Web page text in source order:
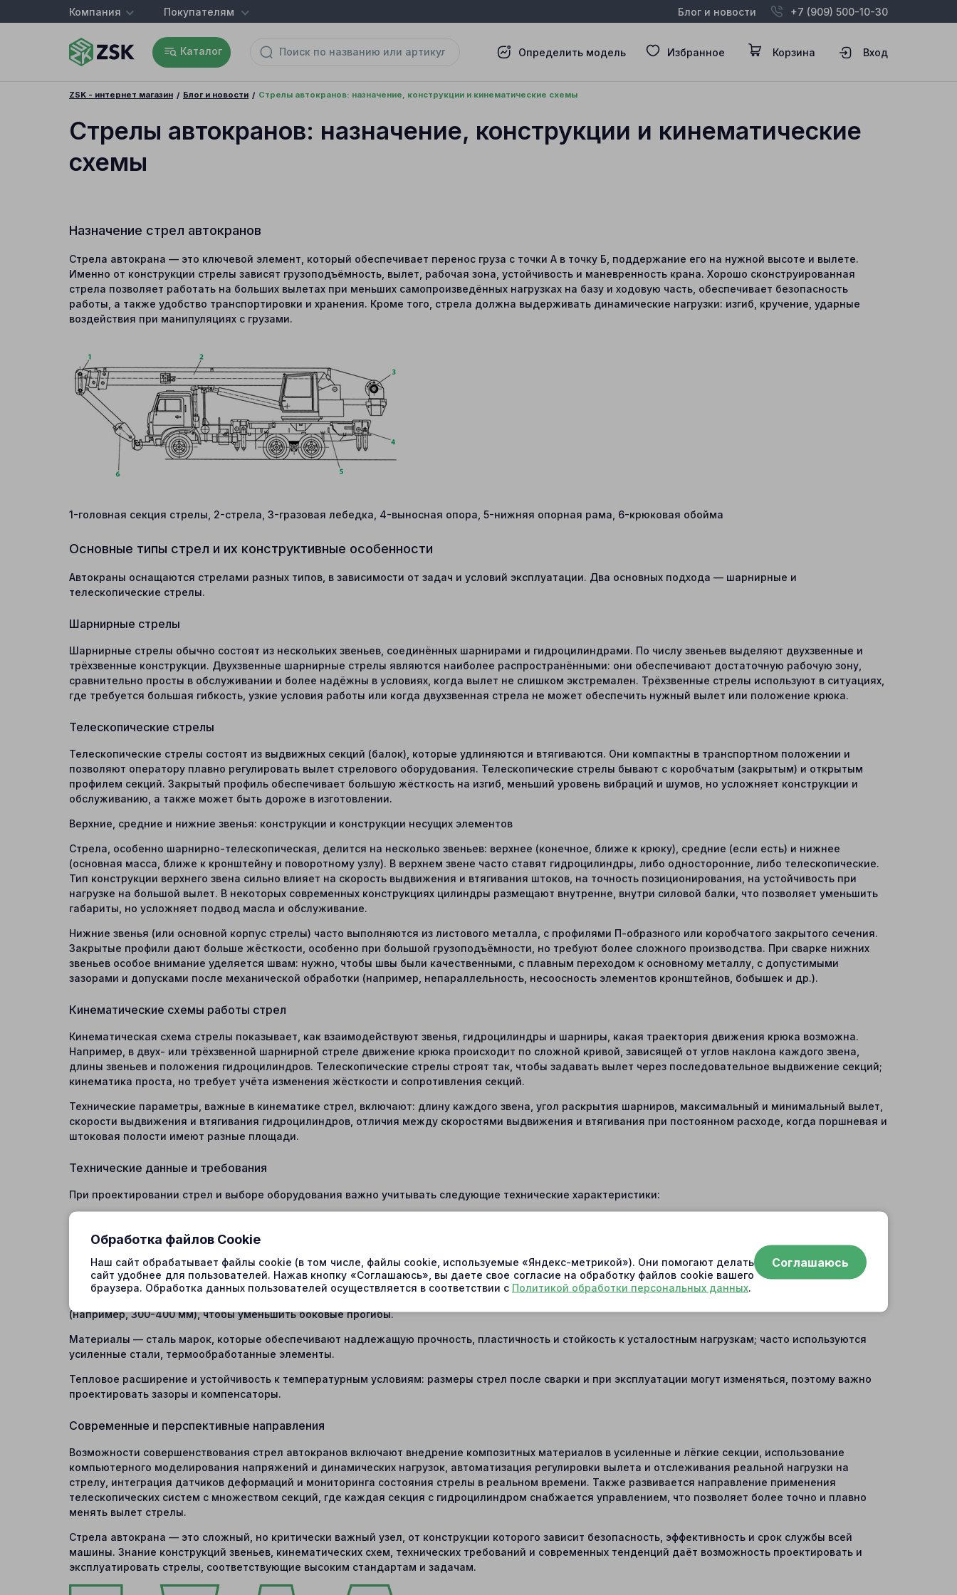
Компания Покупателям Блог и новости +7 (909) 500-10-30
Каталог Определить модель Избранное Корзина Вход
ZSK - интернет магазин Блог и новости Стрелы автокранов: назначение, конструкции и кинематические схемы
Стрелы автокранов: назначение, конструкции и кинематические
схемы
Назначение стрел автокранов
Стрела автокрана — это ключевой элемент, который обеспечивает перенос груза с точки А в точку Б, поддержание его на нужной высоте и вылете.
Именно от конструкции стрелы зависят грузоподъёмность, вылет, рабочая зона, устойчивость и маневренность крана. Хорошо сконструированная
стрела позволяет работать на больших вылетах при меньших самопроизведённых нагрузках на базу и ходовую часть, обеспечивает безопасность
работы, а также удобство транспортировки и хранения. Кроме того, стрела должна выдерживать динамические нагрузки: изгиб, кручение, ударные
воздействия при манипуляциях с грузами.
1-головная секция стрелы, 2-стрела, 3-гразовая лебедка, 4-выносная опора, 5-нижняя опорная рама, 6-крюковая обойма
Основные типы стрел и их конструктивные особенности
Автокраны оснащаются стрелами разных типов, в зависимости от задач и условий эксплуатации. Два основных подхода — шарнирные и
телескопические стрелы.
Шарнирные стрелы
Шарнирные стрелы обычно состоят из нескольких звеньев, соединённых шарнирами и гидроцилиндрами. По числу звеньев выделяют двухзвенные и
трёхзвенные конструкции. Двухзвенные шарнирные стрелы являются наиболее распространёнными: они обеспечивают достаточную рабочую зону,
сравнительно просты в обслуживании и более надёжны в условиях, когда вылет не слишком экстремален. Трёхзвенные стрелы используют в ситуациях,
где требуется большая гибкость, узкие условия работы или когда двухзвенная стрела не может обеспечить нужный вылет или положение крюка.
Телескопические стрелы
Телескопические стрелы состоят из выдвижных секций (балок), которые удлиняются и втягиваются. Они компактны в транспортном положении и
позволяют оператору плавно регулировать вылет стрелового оборудования. Телескопические стрелы бывают с коробчатым (закрытым) и открытым
профилем секций. Закрытый профиль обеспечивает большую жёсткость на изгиб, меньший уровень вибраций и шумов, но усложняет конструкции и
обслуживанию, а также может быть дороже в изготовлении.
Верхние, средние и нижние звенья: конструкции и конструкции несущих элементов
Стрела, особенно шарнирно-телескопическая, делится на несколько звеньев: верхнее (конечное, ближе к крюку), средние (если есть) и нижнее
(основная масса, ближе к кронштейну и поворотному узлу). В верхнем звене часто ставят гидроцилиндры, либо односторонние, либо телескопические.
Тип конструкции верхнего звена сильно влияет на скорость выдвижения и втягивания штоков, на точность позиционирования, на устойчивость при
нагрузке на большой вылет. В некоторых современных конструкциях цилиндры размещают внутренне, внутри силовой балки, что позволяет уменьшить
габариты, но усложняет подвод масла и обслуживание.
Нижние звенья (или основной корпус стрелы) часто выполняются из листового металла, с профилями П-образного или коробчатого закрытого сечения.
Закрытые профили дают больше жёсткости, особенно при большой грузоподъёмности, но требуют более сложного производства. При сварке нижних
звеньев особое внимание уделяется швам: нужно, чтобы швы были качественными, с плавным переходом к основному металлу, с допустимыми
зазорами и допусками после механической обработки (например, непараллельность, несоосность элементов кронштейнов, бобышек и др.).
Кинематические схемы работы стрел
Кинематическая схема стрелы показывает, как взаимодействуют звенья, гидроцилиндры и шарниры, какая траектория движения крюка возможна.
Например, в двух- или трёхзвенной шарнирной стреле движение крюка происходит по сложной кривой, зависящей от углов наклона каждого звена,
длины звеньев и положения гидроцилиндров. Телескопические стрелы строят так, чтобы задавать вылет через последовательное выдвижение секций;
кинематика проста, но требует учёта изменения жёсткости и сопротивления секций.
Технические параметры, важные в кинематике стрел, включают: длину каждого звена, угол раскрытия шарниров, максимальный и минимальный вылет,
скорости выдвижения и втягивания гидроцилиндров, отличия между скоростями выдвижения и втягивания при постоянном расходе, когда поршневая и
штоковая полости имеют разные площади.
Технические данные и требования
При проектировании стрел и выборе оборудования важно учитывать следующие технические характеристики:
Отношение рабочей площади поршневой полости к штоковой. В стрелах с поршневыми односторонними цилиндрами оно может быть значительным
(например, >3), что приводит к различию скоростей выдвижения и втягивания.
Толщина листов стенок, высота и ширина профиля, а также геометрические допуски после сварки и механической обработки (например, несоосность
осей бобышек, непараллельность поверхностей) — они влияют на износ, люфты и устойчивость стрелы.
(например, 300-400 мм), чтобы уменьшить боковые прогибы.
Материалы — сталь марок, которые обеспечивают надлежащую прочность, пластичность и стойкость к усталостным нагрузкам; часто используются
усиленные стали, термообработанные элементы.
Тепловое расширение и устойчивость к температурным условиям: размеры стрел после сварки и при эксплуатации могут изменяться, поэтому важно
проектировать зазоры и компенсаторы.
Современные и перспективные направления
Возможности совершенствования стрел автокранов включают внедрение композитных материалов в усиленные и лёгкие секции, использование
компьютерного моделирования напряжений и динамических нагрузок, автоматизация регулировки вылета и отслеживания реальной нагрузки на
стрелу, интеграция датчиков деформаций и мониторинга состояния стрелы в реальном времени. Также развивается направление применения
телескопических систем с множеством секций, где каждая секция с гидроцилиндром снабжается управлением, что позволяет более точно и плавно
менять вылет стрелы.
Стрела автокрана — это сложный, но критически важный узел, от конструкции которого зависит безопасность, эффективность и срок службы всей
машины. Знание конструкций звеньев, кинематических схем, технических требований и современных тенденций даёт возможность проектировать и
эксплуатировать стрелы, соответствующие высоким стандартам и задачам.
Обработка файлов Cookie
Наш сайт обрабатывает файлы cookie (в том числе, файлы cookie, используемые «Яндекс-метрикой»). Они помогают делать
сайт удобнее для пользователей. Нажав кнопку «Соглашаюсь», вы даете свое согласие на обработку файлов cookie вашего
браузера. Обработка данных пользователей осуществляется в соответствии с Политикой обработки персональных данных.
Соглашаюсь